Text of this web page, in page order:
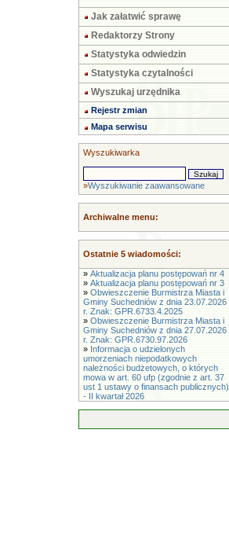
Jak załatwić sprawę
Redaktorzy Strony
Statystyka odwiedzin
Statystyka czytalności
Wyszukaj urzędnika
Rejestr zmian
Mapa serwisu
Wyszukiwarka
»Wyszukiwanie zaawansowane
Archiwalne menu:
Ostatnie 5 wiadomości:
» Aktualizacja planu postępowań nr 4
» Aktualizacja planu postępowań nr 3
» Obwieszczenie Burmistrza Miasta i
Gminy Suchedniów z dnia 23.07.2026
r. Znak: GPR.6733.4.2025
» Obwieszczenie Burmistrza Miasta i
Gminy Suchedniów z dnia 27.07.2026
r. Znak: GPR.6730.97.2026
» Informacja o udzielonych
umorzeniach niepodatkowych
należności budżetowych, o których
mowa w art. 60 ufp (zgodnie z art. 37
ust 1 ustawy o finansach publicznych)
- II kwartał 2026